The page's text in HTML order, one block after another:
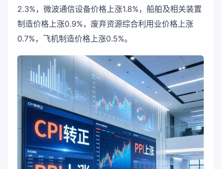
2.3%，微波通信设备价格上涨1.8%，船舶及相关装置
制造价格上涨0.9%，废弃资源综合利用业价格上涨
0.7%，飞机制造价格上涨0.5%。